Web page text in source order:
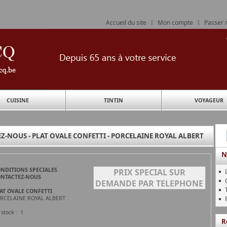
Passer
|
Mon compte
|
Accueil du site
CUISINE TINTIN VOYAGEUR
NOUS - PLAT OVALE CONFETTI - PORCELAINE ROYAL ALBERT
SPECIALES
NOUS
OVALE CONFETTI
ROYAL ALBERT
stock : 1
PRIX SPECIAL SUR
DEMANDE PAR TELEPHONE